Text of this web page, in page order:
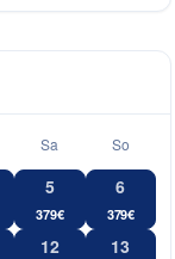
Sa So
5
379€
6
379€
12 13